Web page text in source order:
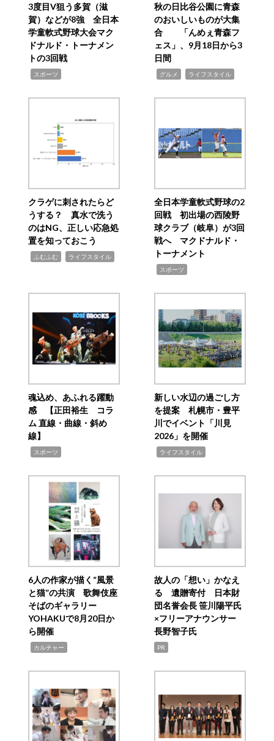
3度目V狙う多賀（滋
賀）などが8強 全日本
学童軟式野球大会マク
ドナルド・トーナメン
トの3回戦
スポーツ
秋の日比谷公園に青森
のおいしいものが大集
合 「んめぇ青森フ
ェス」、9月18日から3
日間
グルメ ライフスタイル
クラゲに刺されたらど
うする？ 真水で洗う
のはNG、正しい応急処
置を知っておこう
ふむふむ ライフスタイル
全日本学童軟式野球の2
回戦 初出場の西陵野
球クラブ（岐阜）が3回
戦へ マクドナルド・
トーナメント
スポーツ
魂込め、あふれる躍動
感 【正田裕生 コラ
ム 直線・曲線・斜め
線】
スポーツ
新しい水辺の過ごし方
を提案 札幌市・豊平
川でイベント「川見
2026」を開催
ライフスタイル
6人の作家が描く“風景
と猫”の共演 歌舞伎座
そばのギャラリー
YOHAKUで8月20日か
ら開催
カルチャー
故人の「想い」かなえ
る 遺贈寄付 日本財
団名誉会長 笹川陽平氏
×フリーアナウンサー
長野智子氏
PR